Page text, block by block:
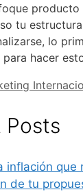
tu
lo
para hacer
Posts
inflación que
de tu